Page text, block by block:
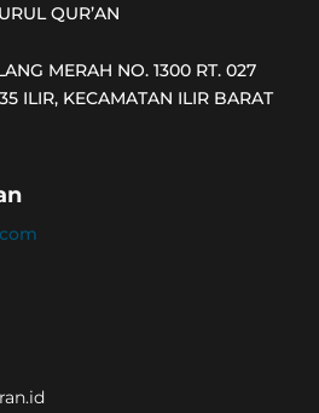
QUR’AN
MERAH NO. 1300 RT. 027
ILIR, KECAMATAN ILIR BARAT